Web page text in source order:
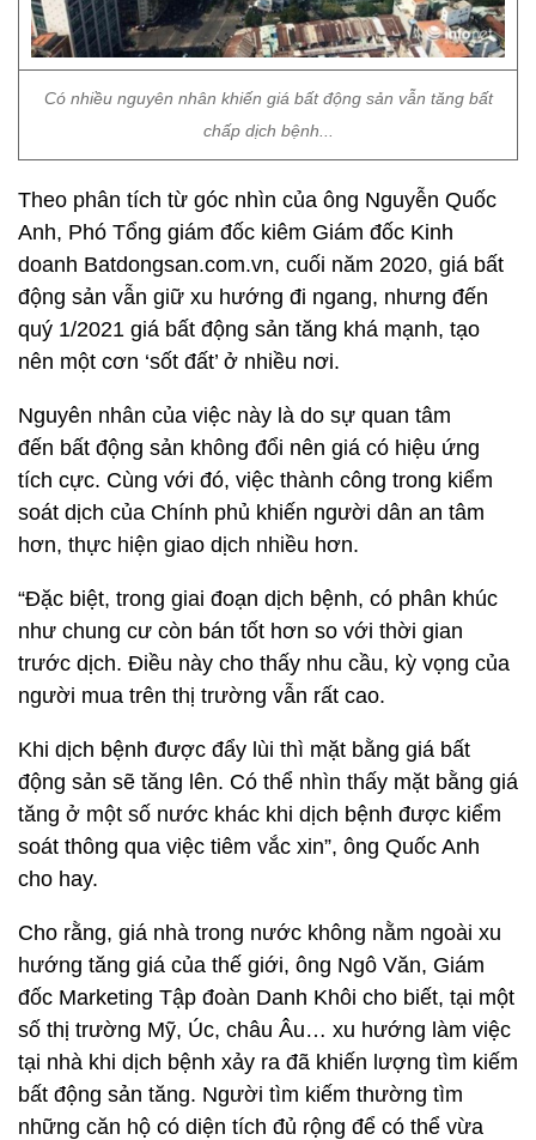
Có nhiều nguyên nhân khiến giá bất động sản vẫn tăng bất
chấp dịch bệnh...
Theo phân tích từ góc nhìn của ông Nguyễn Quốc
Anh, Phó Tổng giám đốc kiêm Giám đốc Kinh
doanh Batdongsan.com.vn, cuối năm 2020, giá bất
động sản vẫn giữ xu hướng đi ngang, nhưng đến
quý 1/2021 giá bất động sản tăng khá mạnh, tạo
nên một cơn ‘sốt đất’ ở nhiều nơi.
Nguyên nhân của việc này là do sự quan tâm
đến bất động sản không đổi nên giá có hiệu ứng
tích cực. Cùng với đó, việc thành công trong kiểm
soát dịch của Chính phủ khiến người dân an tâm
hơn, thực hiện giao dịch nhiều hơn.
“Đặc biệt, trong giai đoạn dịch bệnh, có phân khúc
như chung cư còn bán tốt hơn so với thời gian
trước dịch. Điều này cho thấy nhu cầu, kỳ vọng của
người mua trên thị trường vẫn rất cao.
Khi dịch bệnh được đẩy lùi thì mặt bằng giá bất
động sản sẽ tăng lên. Có thể nhìn thấy mặt bằng giá
tăng ở một số nước khác khi dịch bệnh được kiểm
soát thông qua việc tiêm vắc xin”, ông Quốc Anh
cho hay.
Cho rằng, giá nhà trong nước không nằm ngoài xu
hướng tăng giá của thế giới, ông Ngô Văn, Giám
đốc Marketing Tập đoàn Danh Khôi cho biết, tại một
số thị trường Mỹ, Úc, châu Âu… xu hướng làm việc
tại nhà khi dịch bệnh xảy ra đã khiến lượng tìm kiếm
bất động sản tăng. Người tìm kiếm thường tìm
những căn hộ có diện tích đủ rộng để có thể vừa